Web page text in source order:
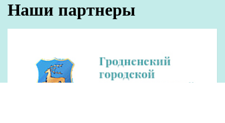
Наши партнеры